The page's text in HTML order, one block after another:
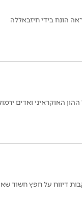
הונח בידי חיזבאללה
האוקראיני ואדים
דיווח על חפץ חשוד